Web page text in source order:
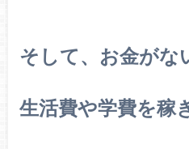
そして、お金がな
生活費や学費を稼